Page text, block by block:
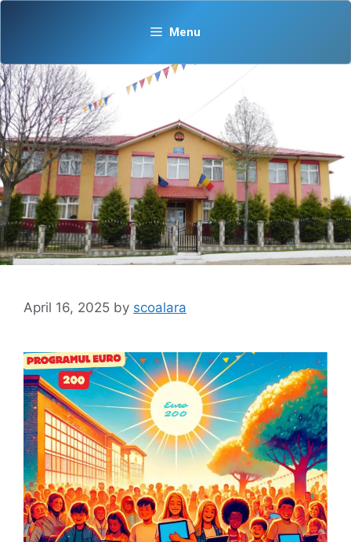
Menu
April 16, 2025 by scoalara